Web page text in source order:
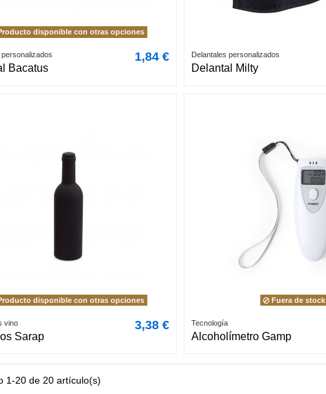
disponible con otras opciones
personalizados
Bacatus
1,84 € Delantales personalizados
Delantal Milty
disponible con otras opciones
vino
Sarap
3,38 €
Fuera de stock
Tecnología
Alcoholímetro Gamp
1-20 de 20 artículo(s)